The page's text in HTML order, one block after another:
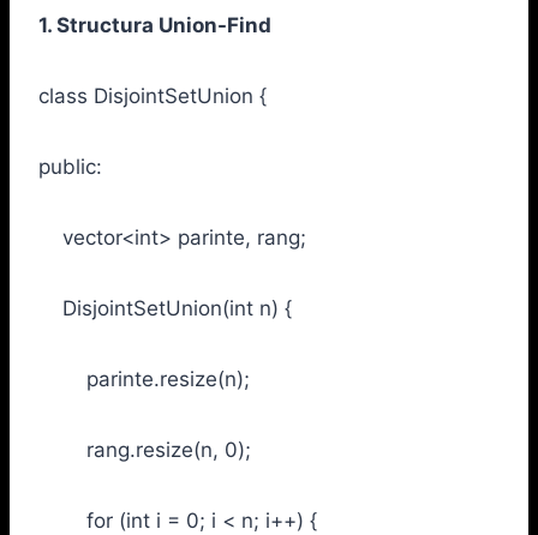
1. Structura Union-Find
class DisjointSetUnion {
public:
vector<int> parinte, rang;
DisjointSetUnion(int n) {
parinte.resize(n);
rang.resize(n, 0);
for (int i = 0; i < n; i++) {